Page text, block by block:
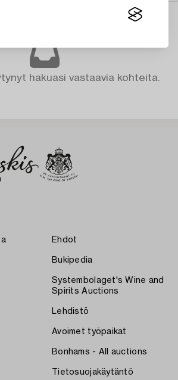
KAIKKI
hakuasi vastaavia kohteita.
Ehdot
Bukipedia
Systembolaget's Wine and
Spirits Auctions
Lehdistö
Avoimet työpaikat
Bonhams - All auctions
Tietosuojakäytäntö